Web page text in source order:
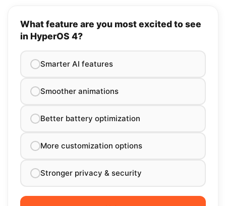
What feature are you most excited to see
in HyperOS 4?
Smarter AI features
Smoother animations
Better battery optimization
More customization options
Stronger privacy & security